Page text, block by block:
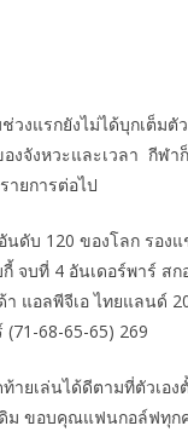
วงแรกยังไม่ได้บุกเต็ม
องจังหวะและเวลา กี
ยการต่อไป
ดับ 120 ของโลก รอง
จบที่ 4 อันเดอร์พาร์ ส
แอลพีจีเอ ไทยแลนด์
(71-68-65-65) 269
ายเล่นได้ดีตามที่ตัวเอ
ม ขอบคุณแฟนกอล์ฟทุก